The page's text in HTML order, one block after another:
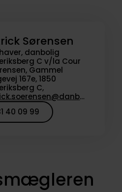
Sørensen
danbolig
C v/la Cour
Gammel
167e, 1850
C,
patrick.soerensen@danbolig.dk
40 09 99